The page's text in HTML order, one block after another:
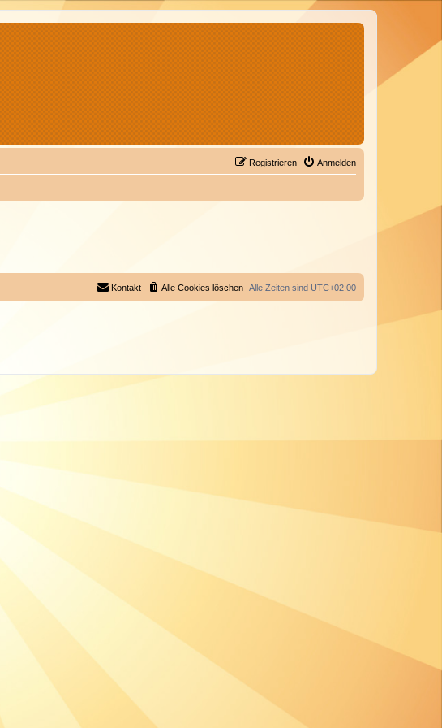
Anmelden
Registrieren
Alle Zeiten sind UTC+02:00
Alle Cookies löschen
Kontakt